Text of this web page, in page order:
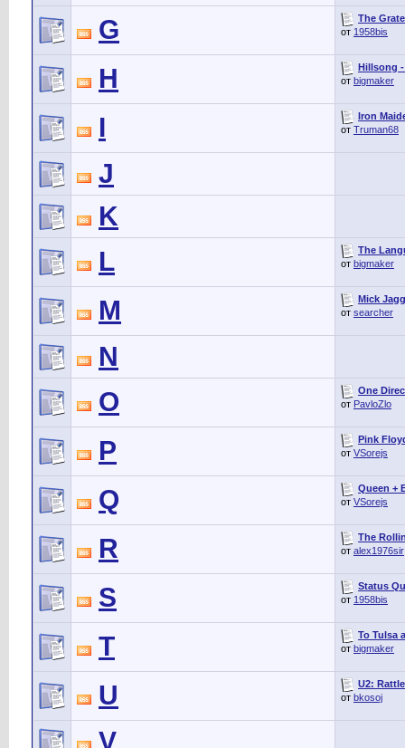
G
The
от 1958bis
H
Hillsong -
от bigmaker
I
Iron
от Truman68
J
K
L
The
от bigmaker
M
Mick
от searcher
N
O
One
от PavloZlo
P
Pink
от VSorejs
Q
Queen +
от VSorejs
R
The
от alex1976sir
S
Status
от 1958bis
T
To Tulsa
от bigmaker
U
U2:
от bkosoj
V